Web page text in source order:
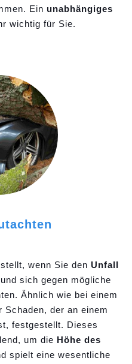
Ein unabhängiges
wichtig für Sie.
wenn Sie den Unfall
sich gegen mögliche
Ähnlich wie bei einem
Schaden, der an einem
festgestellt. Dieses
um die Höhe des
spielt eine wesentliche